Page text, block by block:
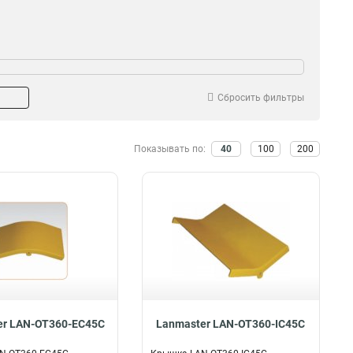
Сбросить фильтры
Показывать по: 40 100 200
LAN-OT360-EC45C Lanmaster LAN-OT360-IC45C